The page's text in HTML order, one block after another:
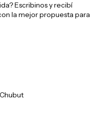
Escribinos y recibí
la mejor propuesta para